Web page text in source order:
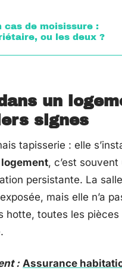
cas de moisissure :
ou les deux ?
un
signes
tapisserie : elle
, c’est
persistante. La
mais elle n’a
hotte, toutes les
: Assurance